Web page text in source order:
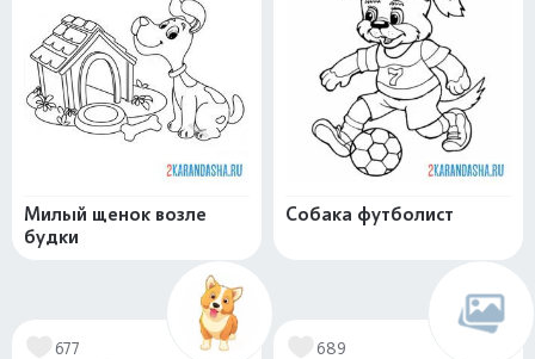
Милый щенок возле
будки
Собака футболист
677 689